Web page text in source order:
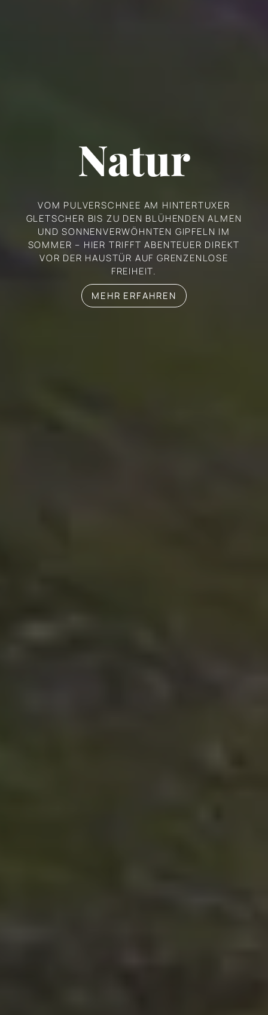
Natur
VOM PULVERSCHNEE AM HINTERTUXER
GLETSCHER BIS ZU DEN BLÜHENDEN ALMEN
UND SONNENVERWÖHNTEN GIPFELN IM
SOMMER – HIER TRIFFT ABENTEUER DIREKT
VOR DER HAUSTÜR AUF GRENZENLOSE
FREIHEIT.
MEHR ERFAHREN